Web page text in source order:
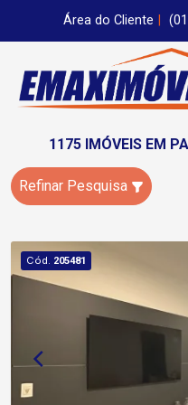
Área do Cliente
1175 IMÓVEIS EM
Refinar Pesquisa
Cód. 205481